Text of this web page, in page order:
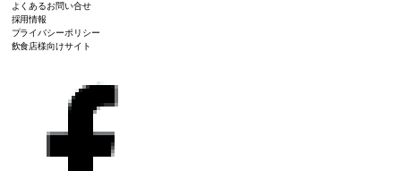
よくあるお問い合せ
採用情報
プライバシーポリシー
飲食店様向けサイト